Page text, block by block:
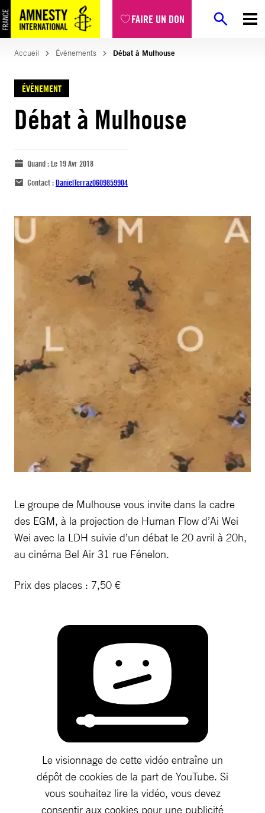
FAIRE UN DON
Accueil Évènements Débat à Mulhouse
ÉVÈNEMENT
Débat à Mulhouse
Quand :Le 19 Avr 2018
Contact :DanielTerraz0609859904
Le groupe de Mulhouse vous invite dans la cadre
des EGM, à la projection de Human Flow d’Ai Wei
Wei avec la LDH suivie d’un débat le 20 avril à 20h,
au cinéma Bel Air 31 rue Fénelon.
Prix des places : 7,50 €
Le visionnage de cette vidéo entraîne un
dépôt de cookies de la part de YouTube. Si
vous souhaitez lire la vidéo, vous devez
consentir aux cookies pour une publicité